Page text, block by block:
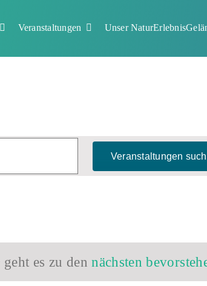
Veranstaltungen Unser
Hinweis
es zu dennächsten
Veranstaltungen